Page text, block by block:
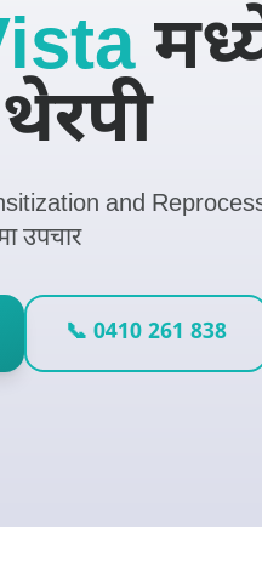
and
उपचार
📞 0410 261 838